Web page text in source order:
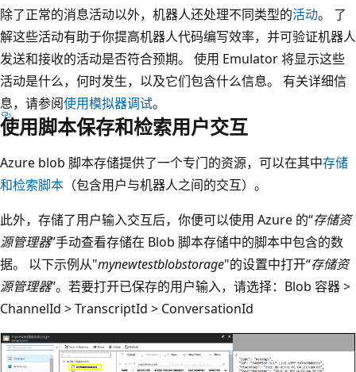
除了正常的消息活动以外，机器人还处理不同类型的活动。
了
解这些活动有助于你提高机器人代码编写效率，并可验证机器人
发送和接收的活动是否符合预期。 使用 Emulator 将显示这些
活动是什么，何时发生，以及它们包含什么信息。 有关详细信
息，请参阅使用模拟器调试。
使用脚本保存和检索用户交互
Azure blob 脚本存储提供了一个专门的资源，可以在其中存储
和检索脚本 （包含用户与机器人之间的交互）。
此外，存储了用户输入交互后，你便可以使用 Azure 的“存储资
源管理器”手动查看存储在 Blob 脚本存储中的脚本中包含的数
据。 以下示例从"mynewtestblobstorage"的设置中打开“存储资
源管理器”。若要打开已保存的用户输入，请选择：Blob 容器 >
ChannelId > TranscriptId > ConversationId